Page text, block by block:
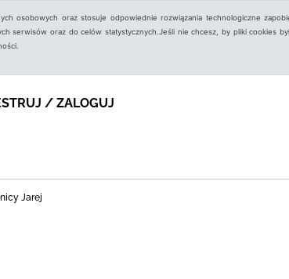
osobowych oraz stosuje odpowiednie rozwiązania technologiczne
serwisów oraz do celów statystycznych.Jeśli nie chcesz, by pliki cookies
/ ZALOGUJ
Jarej